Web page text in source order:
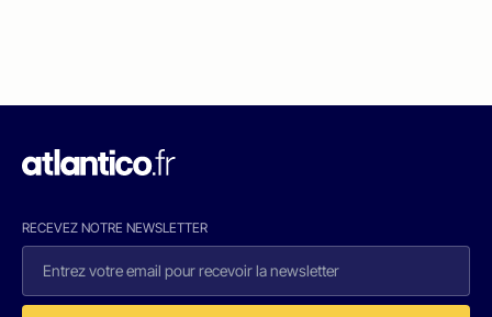
RECEVEZ NOTRE NEWSLETTER